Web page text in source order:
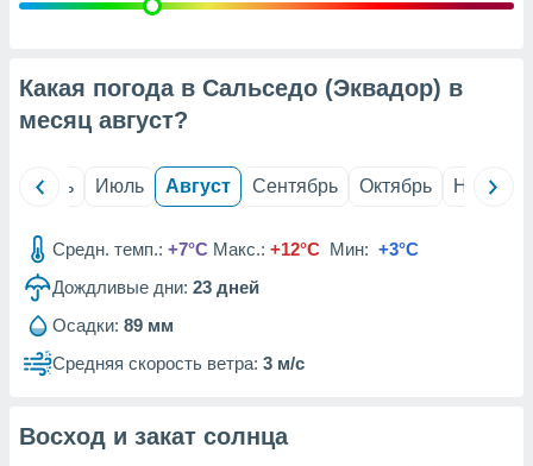
данных
рекламы
Какая погода в Сальседо (Эквадор) в
месяц август?
Июнь Июль Август Сентябрь Октябрь Ноябрь
Средн. темп.: +7°C Макс.: +12°C Мин: +3°C
Дождливые дни: 23 дней
Осадки: 89 мм
Средняя скорость ветра: 3 м/с
Восход и закат солнца